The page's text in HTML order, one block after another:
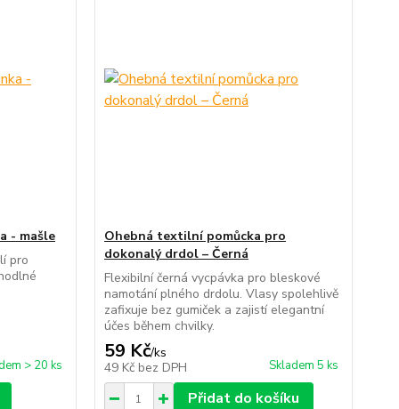
- mašle
pro
> 20 ks
Ohebná textilní pomůcka pro
dokonalý drdol – Černá
Flexibilní černá vycpávka pro bleskové
namotání plného drdolu. Vlasy spolehlivě
zafixuje bez gumiček a zajistí elegantní
účes během chvilky.
59 Kč/ks
49 Kč bez DPH Skladem 5 ks
Přidat do košíku